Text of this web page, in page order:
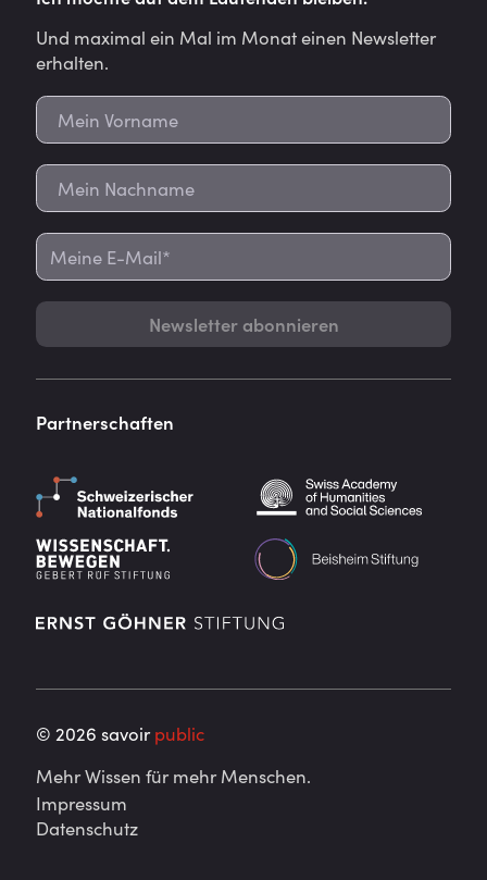
Und maximal ein Mal im Monat einen Newsletter
erhalten.
Newsletter abonnieren
Partnerschaften
©2026 savoirpublic
Mehr Wissen für mehr Menschen.
Impressum
Datenschutz